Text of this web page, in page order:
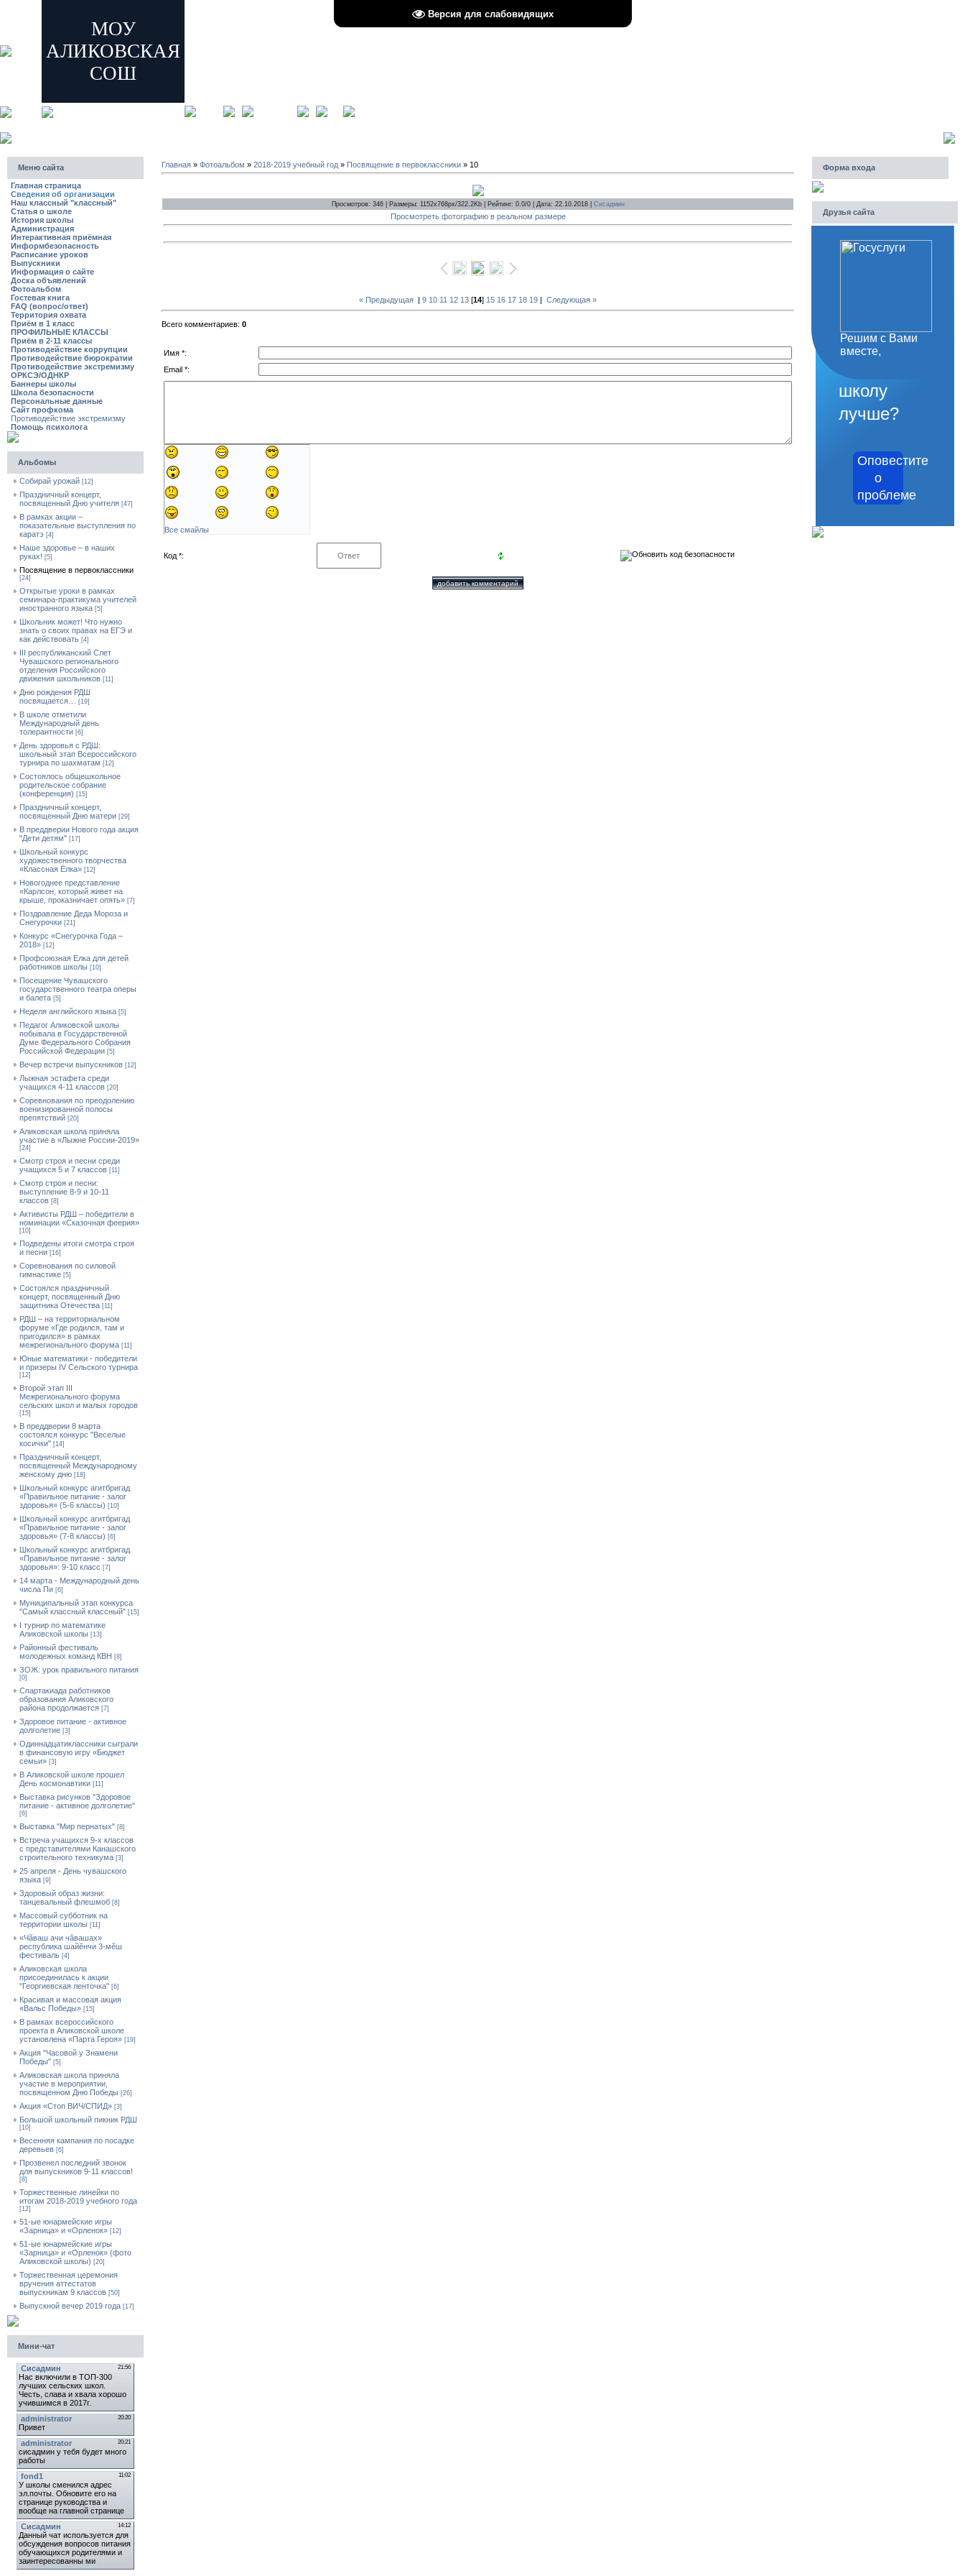
Версия для слабовидящих
МОУ
АЛИКОВСКАЯ
СОШ
Меню сайта
Главная страница
Сведения об организации
Наш классный "классный"
Статья о школе
История школы
Администрация
Интерактивная приёмная
Информбезопасность
Расписание уроков
Выпускники
Информация о сайте
Доска объявлений
Фотоальбом
Гостевая книга
FAQ (вопрос/ответ)
Территория охвата
Приём в 1 класс
ПРОФИЛЬНЫЕ КЛАССЫ
Приём в 2-11 классы
Противодействие коррупции
Противодействие бюрократии
Противодействие экстремизму
ОРКСЭ/ОДНКР
Баннеры школы
Школа безопасности
Персональные данные
Сайт профкома
Противодействие экстремизму
Помощь психолога
Альбомы
Собирай урожай [12]
Праздничный концерт,
посвященный Дню учителя [47]
В рамках акции –
показательные выступления по
каратэ [4]
Наше здоровье – в наших
руках! [5]
Посвящение в первоклассники
[24]
Открытые уроки в рамках
семинара-практикума учителей
иностранного языка [5]
Школьник может! Что нужно
знать о своих правах на ЕГЭ и
как действовать [4]
III республиканский Слет
Чувашского регионального
отделения Российского
движения школьников [11]
Дню рождения РДШ
посвящается…
[19]
В школе отметили
Международный день
толерантности [6]
День здоровья с РДШ:
школьный этап Всероссийского
турнира по шахматам [12]
Состоялось общешкольное
родительское собрание
(конференция) [15]
Праздничный концерт,
посвященный Дню матери [29]
В преддверии Нового года акция
"Дети детям" [17]
Школьный конкурс
художественного творчества
«Классная Ёлка» [12]
Новогоднее представление
«Карлсон, который живет на
крыше, проказничает опять» [7]
Поздравление Деда Мороза и
Снегурочки [21]
Конкурс «Снегурочка Года –
2018» [12]
Профсоюзная Елка для детей
работников школы [10]
Посещение Чувашского
государственного театра оперы
и балета [5]
Неделя английского языка [5]
Педагог Аликовской школы
побывала в Государственной
Думе Федерального Собрания
Российской Федерации [5]
Вечер встречи выпускников [12]
Лыжная эстафета среди
учащихся 4-11 классов [20]
Cоревнования по преодолению
военизированной полосы
препятствий [20]
Аликовская школа приняла
участие в «Лыжне России-2019»
[24]
Смотр строя и песни среди
учащихся 5 и 7 классов [11]
Смотр строя и песни:
выступление 8-9 и 10-11
классов [8]
Активисты РДШ – победители в
номинации «Сказочная феерия»
[10]
Подведены итоги смотра строя
и песни [16]
Соревнования по силовой
гимнастике [5]
Состоялся праздничный
концерт, посвященный Дню
защитника Отечества [11]
РДШ – на территориальном
форуме «Где родился, там и
пригодился» в рамках
межрегионального форума [11]
Юные математики - победители
и призеры IV Сельского турнира
[12]
Второй этап III
Межрегионального форума
сельских школ и малых городов
[15]
В преддверии 8 марта
состоялся конкурс "Веселые
косички" [14]
Праздничный концерт,
посвященный Международному
женскому дню [18]
Школьный конкурс агитбригад
«Правильное питание - залог
здоровья» (5-6 классы) [10]
Школьный конкурс агитбригад
«Правильное питание - залог
здоровья» (7-8 классы) [6]
Школьный конкурс агитбригад
«Правильное питание - залог
здоровья»: 9-10 класс [7]
14 марта - Международный день
числа Пи [6]
Муниципальный этап конкурса
"Самый классный классный" [15]
I турнир по математике
Аликовской школы [13]
Районный фестиваль
молодежных команд КВН [8]
ЗОЖ: урок правильного питания
[0]
Спартакиада работников
образования Аликовского
района продолжается [7]
Здоровое питание - активное
долголетие [3]
Одиннадцатиклассники сыграли
в финансовую игру «Бюджет
семьи» [3]
В Аликовской школе прошел
День космонавтики [11]
Выставка рисунков "Здоровое
питание - активное долголетие"
[6]
Выставка "Мир пернатых" [8]
Встреча учащихся 9-х классов
с представителями Канашского
строительного техникума [3]
25 апреля - День чувашского
языка [9]
Здоровый образ жизни:
танцевальный флешмоб [8]
Массовый субботник на
территории школы [11]
«Чăваш ачи чăвашах»
республика шайĕнчи 3-мĕш
фестиваль [4]
Аликовская школа
присоединилась к акции
"Георгиевская ленточка" [6]
Красивая и массовая акция
«Вальс Победы» [15]
В рамках всероссийского
проекта в Аликовской школе
установлена «Парта Героя» [19]
Акция "Часовой у Знамени
Победы" [5]
Аликовская школа приняла
участие в мероприятии,
посвященном Дню Победы [26]
Акция «Стоп ВИЧ/СПИД» [3]
Большой школьный пикник РДШ
[10]
Весенняя кампания по посадке
деревьев [6]
Прозвенел последний звонок
для выпускников 9-11 классов!
[8]
Торжественные линейки по
итогам 2018-2019 учебного года
[12]
51-ые юнармейские игры
«Зарница» и «Орленок» [12]
51-ые юнармейские игры
«Зарница» и «Орленок» (фото
Аликовской школы) [20]
Торжественная церемония
вручения аттестатов
выпускникам 9 классов [50]
Выпускной вечер 2019 года [17]
Мини-чат
Главная » Фотоальбом » 2018-2019 учебный год » Посвящение в первоклассники » 10
Просмотров: 346 | Размеры: 1152x768px/322.2Kb | Рейтинг: 0.0/0 | Дата: 22.10.2018 | Сисадмин
Просмотреть фотографию в реальном размере
« Предыдущая | 9 10 11 12 13 [14] 15 16 17 18 19 | Следующая »
Всего комментариев: 0
Имя *:
Email *:
Все смайлы
Код *:
Форма входа
Друзья сайта
Решим с Вами
вместе,
как
школу
лучше?
Оповестите
о
проблеме